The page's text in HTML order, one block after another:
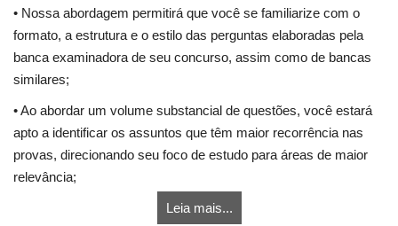
• Nossa abordagem permitirá que você se familiarize com o
formato, a estrutura e o estilo das perguntas elaboradas pela
banca examinadora de seu concurso, assim como de bancas
similares;
• Ao abordar um volume substancial de questões, você estará
apto a identificar os assuntos que têm maior recorrência nas
provas, direcionando seu foco de estudo para áreas de maior
relevância;
Leia mais...